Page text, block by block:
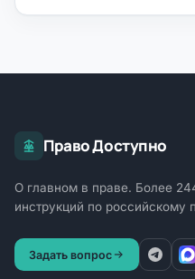
Право Доступно
О главном в праве. Более
инструкций по российскому
Задать вопрос